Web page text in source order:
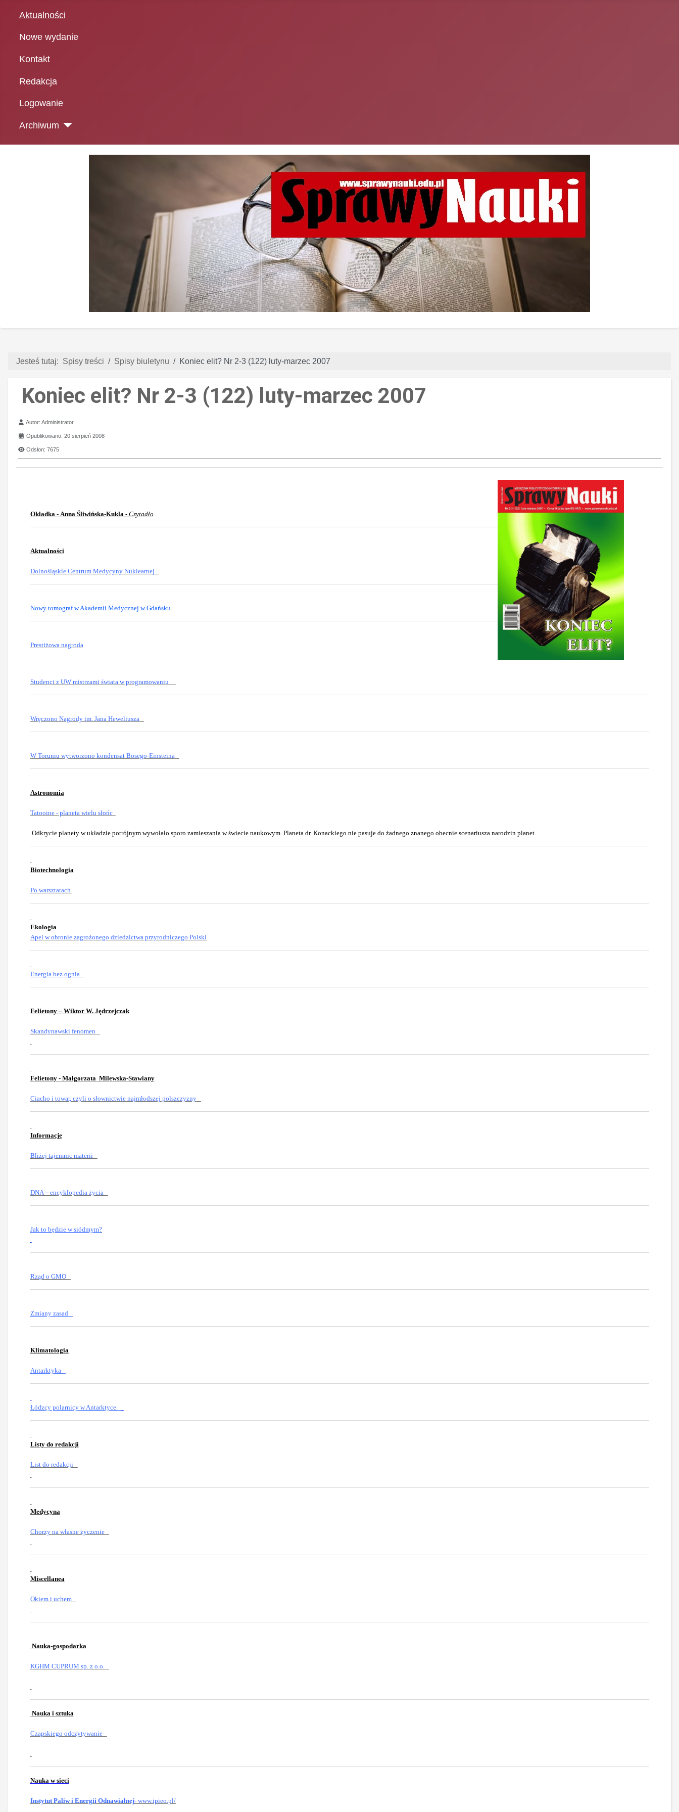
Aktualności
Nowe wydanie
Kontakt
Redakcja
Logowanie
Archiwum
Jesteś tutaj: Spisy treści Spisy biuletynu Koniec elit? Nr 2-3 (122) luty-marzec 2007
Koniec elit? Nr 2-3 (122) luty-marzec 2007
Szczegóły
Autor:Administrator
Opublikowano: 20 sierpień 2008
Odsłon: 7675
Okładka - Anna Śliwińska-Kukla -Czytadło
Aktualności
Dolnośląskie Centrum Medycyny Nuklearnej
Nowy tomograf w Akademii Medycznej w Gdańsku
Prestiżowa nagroda
Studenci z UW mistrzami świata w programowaniu
Wręczono Nagrody im. Jana Heweliusza
W Toruniu wytworzono kondensat Bosego-Einsteina
Astronomia
Tatooine - planeta wielu słońc
Odkrycie planety w układzie potrójnym wywołało sporo zamieszania w świecie naukowym. Planeta dr. Konackiego nie pasuje do żadnego znanego obecnie scenariusza narodzin planet.
Biotechnologia
Po warsztatach
Ekologia
Apel w obronie zagrożonego dziedzictwa przyrodniczego Polski
Energia bez ognia
Felietony – Wiktor W. Jędrzejczak
Skandynawski fenomen
Felietony - Małgorzata Milewska-Stawiany
Ciacho i towar, czyli o słownictwie najmłodszej polszczyzny
Informacje
Bliżej tajemnic materii
DNA – encyklopedia życia
Jak to będzie w siódmym?
Rząd o GMO
Zmiany zasad
Klimatologia
Antarktyka
Łódzcy polarnicy w Antarktyce
Listy do redakcji
List do redakcji
Medycyna
Chorzy na własne życzenie
Miscellanea
Okiem i uchem
Nauka-gospodarka
KGHM CUPRUM sp. z o.o.
Nauka i sztuka
Czapskiego odczytywanie
Nauka w sieci
Instytut Paliw i Energii Odnawialnej- www.ipieo.pl/